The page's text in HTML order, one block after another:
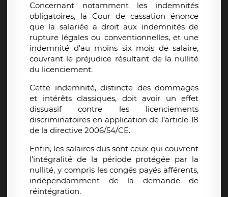
Concernant notamment les indemnités
obligatoires, la Cour de cassation énonce
que la salariée a droit aux indemnités de
rupture légales ou conventionnelles, et une
indemnité d’au moins six mois de salaire,
couvrant le préjudice résultant de la nullité
du licenciement.
Cette indemnité, distincte des dommages
et intérêts classiques, doit avoir un effet
dissuasif contre les licenciements
discriminatoires en application de l’article 18
de la directive 2006/54/CE.
Enfin, les salaires dus sont ceux qui couvrent
l’intégralité de la période protégée par la
nullité, y compris les congés payés afférents,
indépendamment de la demande de
réintégration.